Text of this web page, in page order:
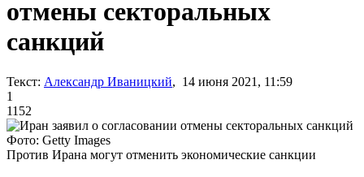
отмены секторальных
санкций
Текст: Александр Иваницкий, 14 июня 2021, 11:59
1
1152
Фото: Getty Images
Против Ирана могут отменить экономические санкции